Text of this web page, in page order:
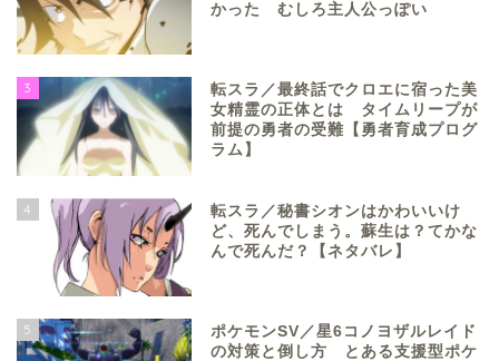
かった むしろ主人公っぽい
3
転スラ／最終話でクロエに宿った美
女精霊の正体とは タイムリープが
前提の勇者の受難【勇者育成プログ
ラム】
4
転スラ／秘書シオンはかわいいけ
ど、死んでしまう。蘇生は？てかな
んで死んだ？【ネタバレ】
5
ポケモンSV／星6コノヨザルレイド
の対策と倒し方 とある支援型ポケ